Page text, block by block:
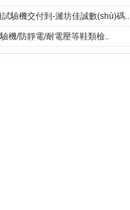
驗機交付到-濰坊佳誠數(shù)碼..
機/防靜電/耐電壓等鞋類檢..